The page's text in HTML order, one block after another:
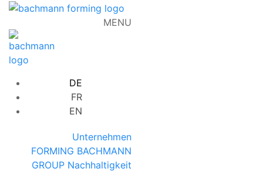
MENU
DE
FR
EN
Unternehmen
FORMING BACHMANN
GROUP Nachhaltigkeit